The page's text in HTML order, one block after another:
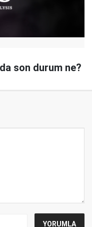
son durum ne?